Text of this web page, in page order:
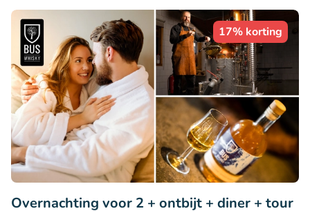
17% korting
Overnachting voor 2 + ontbijt + diner + tour